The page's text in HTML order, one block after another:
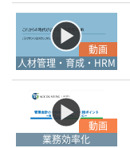
動画
人材管理・育成・HRM
動画
業務効率化